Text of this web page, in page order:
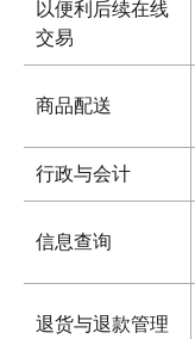
以便利后续在线
交易
商品配送
行政与会计
信息查询
退货与退款管理